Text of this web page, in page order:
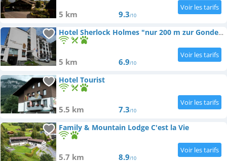
5 km 9.3/10
Hotel Sherlock Holmes "nur 200 m zur Gondelbahn Hasliberg"
5 km 6.9/10
Hotel Tourist
5.5 km 7.3/10
Family & Mountain Lodge C'est la Vie
5.7 km 8.9/10